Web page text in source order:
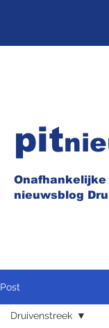
Onafhankelijke
nieuwsblog
pit
Post
Druivenstreek